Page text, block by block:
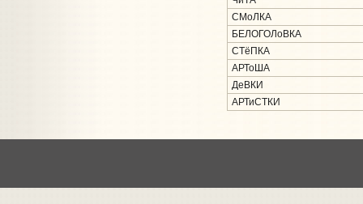
СМоЛКА
БЕЛОГОЛоВКА
СТёПКА
АРТоША
ДеВКИ
АРТиСТКИ